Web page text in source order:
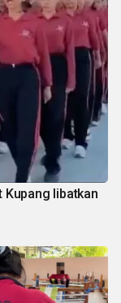
Kupang libatkan